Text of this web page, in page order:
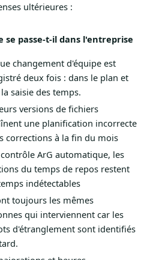
ultérieures :
se passe-t-il dans l'entreprise
changement d'équipe est
deux fois : dans le plan et
saisie des temps.
versions de fichiers
une planification incorrecte
corrections à la fin du mois
contrôle ArG automatique, les
du temps de repos restent
indétectables
toujours les mêmes
qui interviennent car les
d'étranglement sont identifiés